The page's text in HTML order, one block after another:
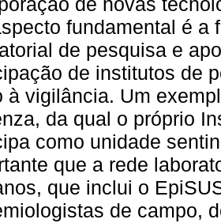
fundamental é a
de pesquisa e
de institutos de
à vigilância. Um
da qual o próprio
como unidade
que a rede
que inclui o
de campo,